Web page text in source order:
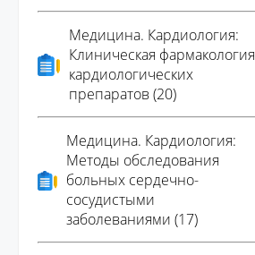
Медицина. Кардиология:
Клиническая фармакология
кардиологических
препаратов (20)
Медицина. Кардиология:
Методы обследования
больных сердечно-
сосудистыми
заболеваниями (17)